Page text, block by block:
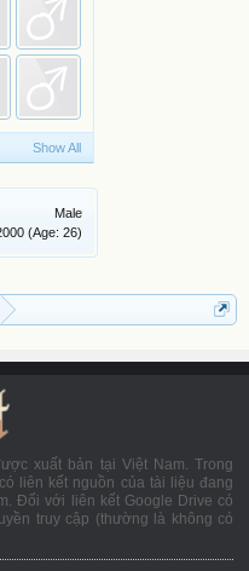
Show All
Male
(Age: 26)
xuất bản tại Việt Nam. Trong
liên kết nguồn của tài liệu đang
Đối với liên kết Google Drive có
truy cập (thường là không có